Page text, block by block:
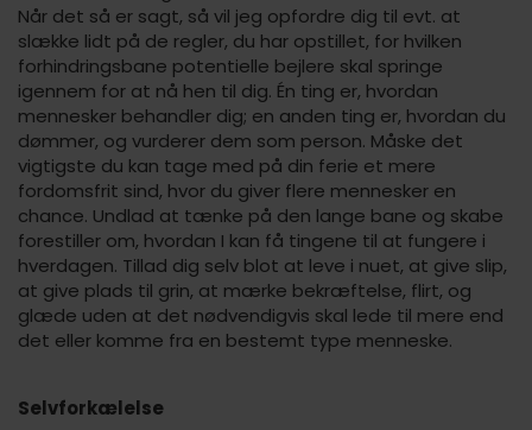
Når det så er sagt, så vil jeg opfordre dig til evt. at
slække lidt på de regler, du har opstillet, for hvilken
forhindringsbane potentielle bejlere skal springe
igennem for at nå hen til dig. Én ting er, hvordan
mennesker behandler dig; en anden ting er, hvordan du
dømmer, og vurderer dem som person. Måske det
vigtigste du kan tage med på din ferie et mere
fordomsfrit sind, hvor du giver flere mennesker en
chance. Undlad at tænke på den lange bane og skabe
forestiller om, hvordan I kan få tingene til at fungere i
hverdagen. Tillad dig selv blot at leve i nuet, at give slip,
at give plads til grin, at mærke bekræftelse, flirt, og
glæde uden at det nødvendigvis skal lede til mere end
det eller komme fra en bestemt type menneske.
Selvforkælelse